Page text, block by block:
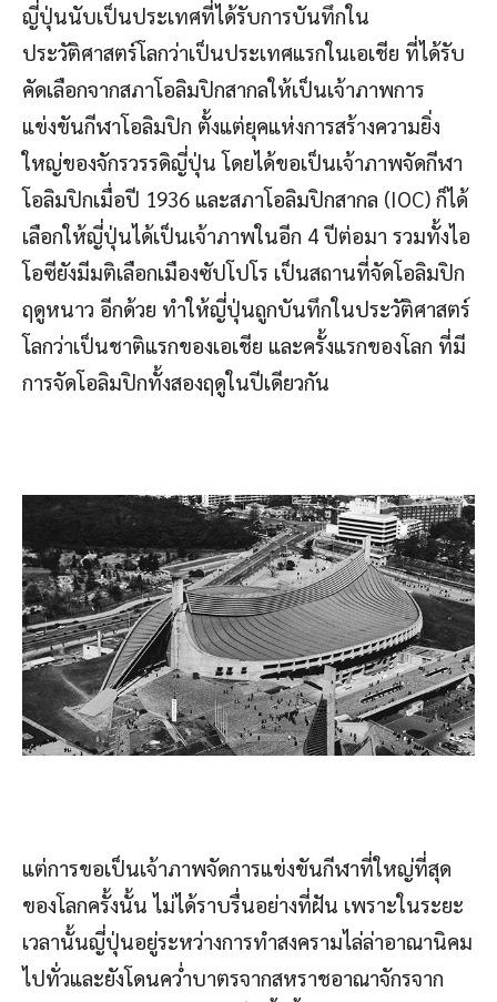
ญี่ปุ่นนับเป็นประเทศที่ได้รับการบันทึกใน
ประวัติศาสตร์โลกว่าเป็นประเทศแรกในเอเชีย ที่ได้รับ
คัดเลือกจากสภาโอลิมปิกสากลให้เป็นเจ้าภาพการ
แข่งขันกีฬาโอลิมปิก ตั้งแต่ยุคแห่งการสร้างความยิ่ง
ใหญ่ของจักรวรรดิญี่ปุ่น โดยได้ขอเป็นเจ้าภาพจัดกีฬา
โอลิมปิกเมื่อปี 1936 และสภาโอลิมปิกสากล (IOC) ก็ได้
เลือกให้ญี่ปุ่นได้เป็นเจ้าภาพในอีก 4 ปีต่อมา รวมทั้งไอ
โอซียังมีมติเลือกเมืองซัปโปโร เป็นสถานที่จัดโอลิมปิก
ฤดูหนาว อีกด้วย ทำให้ญี่ปุ่นถูกบันทึกในประวัติศาสตร์
โลกว่าเป็นชาติแรกของเอเชีย และครั้งแรกของโลก ที่มี
การจัดโอลิมปิกทั้งสองฤดูในปีเดียวกัน
แต่การขอเป็นเจ้าภาพจัดการแข่งขันกีฬาที่ใหญ่ที่สุด
ของโลกครั้งนั้น ไม่ได้ราบรื่นอย่างที่ฝัน เพราะในระยะ
เวลานั้นญี่ปุ่นอยู่ระหว่างการทำสงครามไล่ล่าอาณานิคม
ไปทั่วและยังโดนคว่ำบาตรจากสหราชอาณาจักรจาก